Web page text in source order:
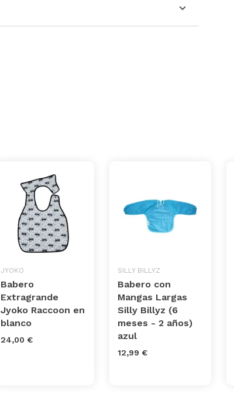
JYOKO
Babero
Extragrande
Jyoko Raccoon en
blanco
24,00 €
SILLY BILLYZ
Babero con
Mangas Largas
Silly Billyz (6
meses - 2 años)
azul
12,99 €